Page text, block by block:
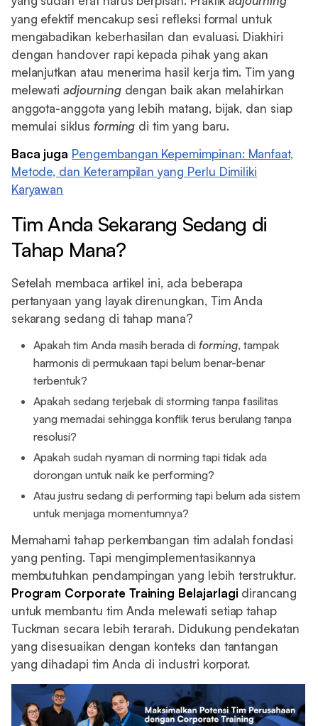
yang efektif mencakup sesi refleksi formal untuk
mengabadikan keberhasilan dan evaluasi. Diakhiri
dengan handover rapi kepada pihak yang akan
melanjutkan atau menerima hasil kerja tim. Tim yang
melewatiadjourningdengan baik akan melahirkan
anggota-anggota yang lebih matang, bijak, dan siap
memulai siklus forming di tim yang baru.
Baca juga Pengembangan Kepemimpinan: Manfaat,
Metode, dan Keterampilan yang Perlu Dimiliki
Karyawan
Tim Anda Sekarang Sedang di
Tahap Mana?
Setelah membaca artikel ini, ada beberapa
pertanyaan yang layak direnungkan, Tim Anda
sekarang sedang di tahap mana?
Apakah tim Anda masih berada diforming, tampak
harmonis di permukaan tapi belum benar-benar
terbentuk?
Apakah sedang terjebak di storming tanpa fasilitas
yang memadai sehingga konflik terus berulang tanpa
resolusi?
Apakah sudah nyaman di norming tapi tidak ada
dorongan untuk naik ke performing?
Atau justru sedang di performing tapi belum ada sistem
untuk menjaga momentumnya?
Memahami tahap perkembangan tim adalah fondasi
yang penting. Tapi mengimplementasikannya
membutuhkan pendampingan yang lebih terstruktur.
Program Corporate Training Belajarlagi dirancang
untuk membantu tim Anda melewati setiap tahap
Tuckman secara lebih terarah. Didukung pendekatan
yang disesuaikan dengan konteks dan tantangan
yang dihadapi tim Anda di industri korporat.